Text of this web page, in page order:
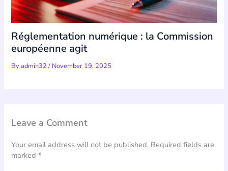
Réglementation numérique : la Commission
européenne agit
Byadmin32/ November 19, 2025
Leave a Comment
Your email address will not be published. Required fields are
marked*